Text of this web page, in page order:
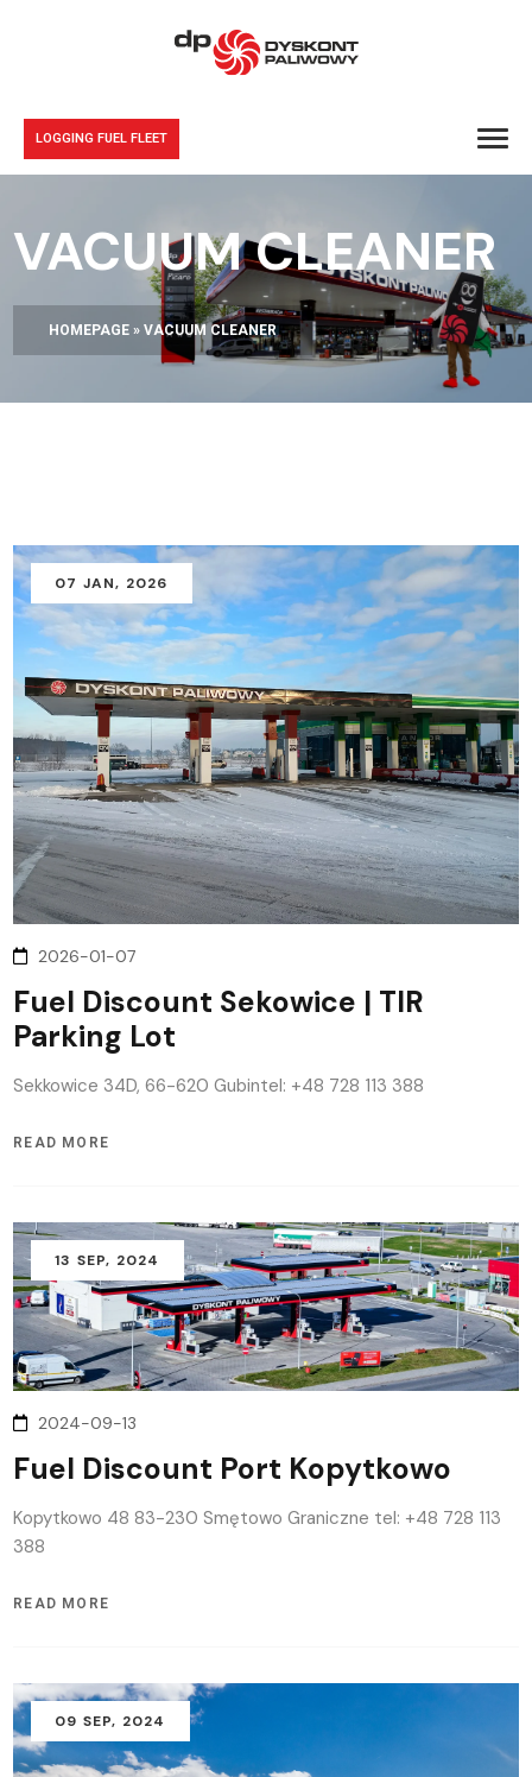
LOGGING FUEL FLEET
VACUUM CLEANER
HOMEPAGE »VACUUM CLEANER
07 JAN, 2026
2026-01-07
Fuel Discount Sekowice | TIR
Parking Lot
Sekkowice 34D, 66-620 Gubintel: +48 728 113 388
READ MORE
13 SEP, 2024
2024-09-13
Fuel Discount Port Kopytkowo
Kopytkowo 48 83-230 Smętowo Graniczne tel: +48 728 113
388
READ MORE
09 SEP, 2024